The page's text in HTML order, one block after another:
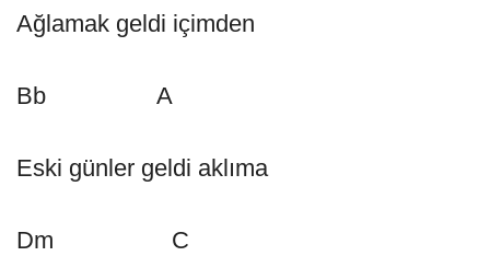
Ağlamak geldi içimden
Bb A
Eski günler geldi aklıma
Dm C